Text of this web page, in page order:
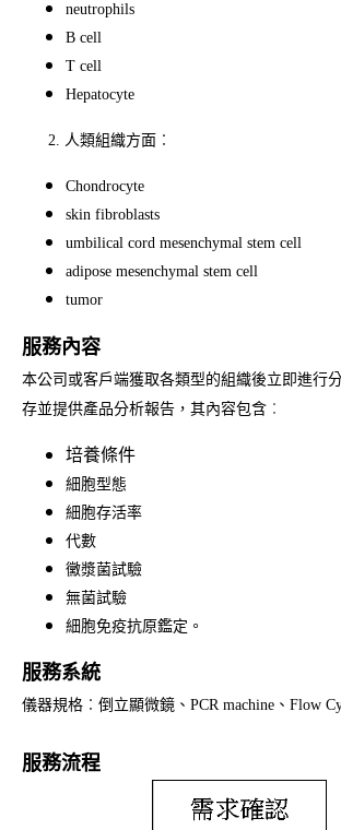
neutrophils
B cell
T cell
Hepatocyte
2. 人類組織方面︰
Chondrocyte
skin fibroblasts
umbilical cord mesenchymal stem cell
adipose mesenchymal stem cell
tumor
服務內容
本公司或客戶端獲取各類型的組織後立即進行
存並提供產品分析報告，其內容包含 ︰
培養條件
細胞型態
細胞存活率
代數
黴漿菌試驗
無菌試驗
細胞免疫抗原鑑定。
服務系統
儀器規格︰倒立顯微鏡、PCR machine、Flow
服務流程